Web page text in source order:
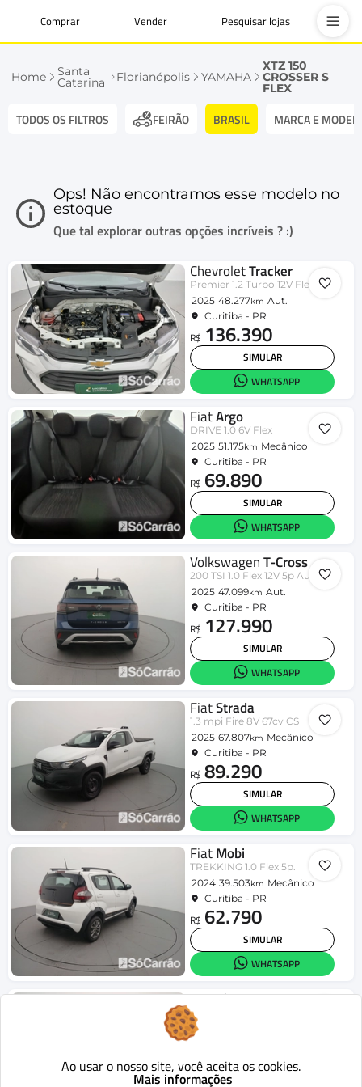
Comprar Vender Pesquisar lojas
Home Santa
Catarina Florianópolis YAMAHA
XTZ 150
CROSSER S
FLEX
TODOS OS FILTROS FEIRÃO BRASIL MARCA E
Ops! Não encontramos esse modelo no
estoque
Que tal explorar outras opções incríveis ? :)
ChevroletTracker
Premier 1.2 Turbo 12V Flex Aut.
2025 48.277km Aut.
Curitiba - PR
R$ 136.390
SIMULAR
WHATSAPP
FiatArgo
DRIVE 1.0 6V Flex
2025 51.175km Mecânico
Curitiba - PR
R$ 69.890
SIMULAR
WHATSAPP
VolkswagenT-Cross
200 TSI 1.0 Flex 12V 5p Aut.
2025 47.099km Aut.
Curitiba - PR
R$ 127.990
SIMULAR
WHATSAPP
FiatStrada
1.3 mpi Fire 8V 67cv CS
2025 67.807km Mecânico
Curitiba - PR
R$ 89.290
SIMULAR
WHATSAPP
FiatMobi
TREKKING 1.0 Flex 5p.
2024 39.503km Mecânico
Curitiba - PR
R$ 62.790
SIMULAR
WHATSAPP
HyundaiHB20S
2025
R$ 80.090
Ao usar o nosso site, você aceita os cookies.
Mais informações